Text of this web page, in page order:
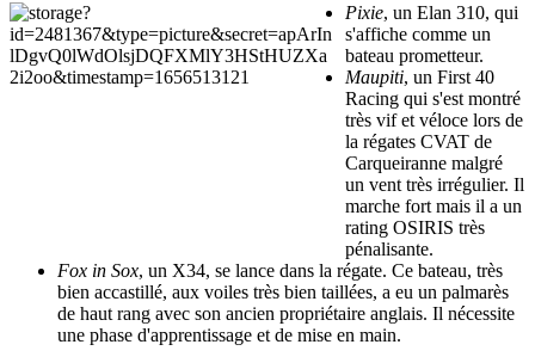
Pixie, un Elan 310, qui
s'affiche comme un
bateau prometteur.
Maupiti, un First 40
Racing qui s'est montré
très vif et véloce lors de
la régates CVAT de
Carqueiranne malgré
un vent très irrégulier. Il
marche fort mais il a un
rating OSIRIS très
pénalisante.
Fox in Sox, un X34, se lance dans la régate. Ce bateau, très
bien accastillé, aux voiles très bien taillées, a eu un palmarès
de haut rang avec son ancien propriétaire anglais. Il nécessite
une phase d'apprentissage et de mise en main.